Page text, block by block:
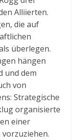
Alliierten.
die auf
überlegen.
hängen
und dem
von
Strategische
organisierte
einer